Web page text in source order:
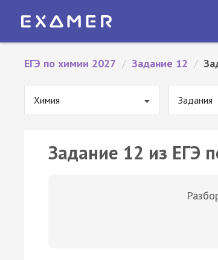
ЕГЭ по химии 2027 / Задание 12 /
Химия Задания
Задание 12 из ЕГЭ